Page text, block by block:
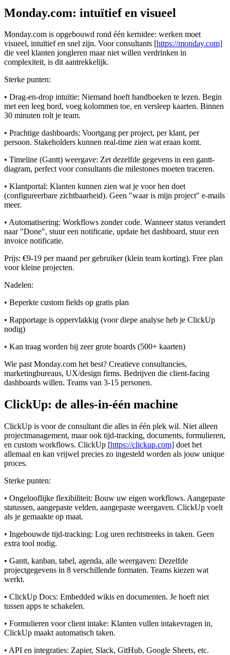
Monday.com: intuïtief en visueel
Monday.com is opgebouwd rond één kernidee: werken moet
visueel, intuïtief en snel zijn. Voor consultants [https://monday.com]
die veel klanten jongleren maar niet willen verdrinken in
complexiteit, is dit aantrekkelijk.
Sterke punten:
• Drag-en-drop intuïtie: Niemand hoeft handboeken te lezen. Begin
met een leeg bord, voeg kolommen toe, en versleep kaarten. Binnen
30 minuten rolt je team.
• Prachtige dashboards: Voortgang per project, per klant, per
persoon. Stakeholders kunnen real-time zien wat eraan komt.
• Timeline (Gantt) weergave: Zet dezelfde gegevens in een gantt-
diagram, perfect voor consultants die milestones moeten traceren.
• Klantportal: Klanten kunnen zien wat je voor hen doet
(configureerbare zichtbaarheid). Geen "waar is mijn project" e-mails
meer.
• Automatisering: Workflows zonder code. Wanneer status verandert
naar "Done", stuur een notificatie, update het dashboard, stuur een
invoice notificatie.
Prijs: €9-19 per maand per gebruiker (klein team korting). Free plan
voor kleine projecten.
Nadelen:
• Beperkte custom fields op gratis plan
• Rapportage is oppervlakkig (voor diepe analyse heb je ClickUp
nodig)
• Kan traag worden bij zeer grote boards (500+ kaarten)
Wie past Monday.com het best? Creatieve consultancies,
marketingbureaus, UX/design firms. Bedrijven die client-facing
dashboards willen. Teams van 3-15 personen.
ClickUp: de alles-in-één machine
ClickUp is voor de consultant die alles in één plek wil. Niet alleen
projectmanagement, maar ook tijd-tracking, documents, formulieren,
en custom workflows. ClickUp [https://clickup.com] doet het
allemaal en kan vrijwel precies zo ingesteld worden als jouw unique
proces.
Sterke punten:
• Ongelooflijke flexibiliteit: Bouw uw eigen workflows. Aangepaste
statussen, aangepaste velden, aangepaste weergaven. ClickUp voelt
als je gemaakte op maat.
• Ingebouwde tijd-tracking: Log uren rechtstreeks in taken. Geen
extra tool nodig.
• Gantt, kanban, tabel, agenda, alle weergaven: Dezelfde
projectgegevens in 8 verschillende formaten. Teams kiezen wat
werkt.
• ClickUp Docs: Embedded wikis en documenten. Je hoeft niet
tussen apps te schakelen.
• Formulieren voor client intake: Klanten vullen intakevragen in,
ClickUp maakt automatisch taken.
• API en integraties: Zapier, Slack, GitHub, Google Sheets, etc.